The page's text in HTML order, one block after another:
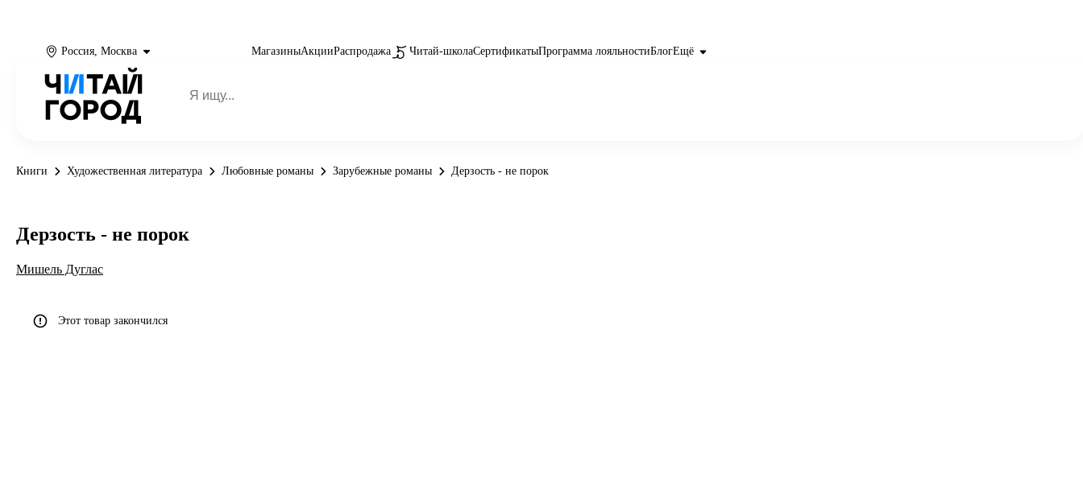
Россия, Москва МагазиныАкцииРаспродажа Читай-школаСертификатыПрограмма лояльностиБлогЕщё
Книги Художественная литература Любовные романы Зарубежные романы Дерзость - не порок
Дерзость - не порок
Мишель Дуглас
Этот товар закончился